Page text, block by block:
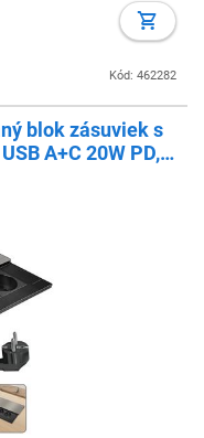
Kód: 462282
blok zásuviek s
A+C 20W PD,